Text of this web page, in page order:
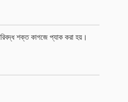
শক্ত কাগজে প্যাক করা হয়।